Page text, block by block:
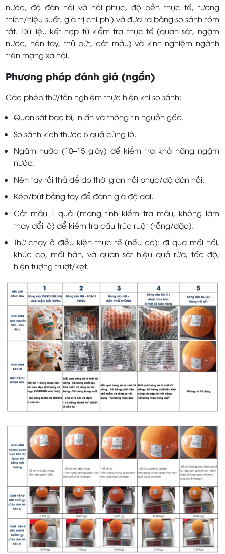
nước, độ đàn hồi và hồi phục, độ bền thực tế, tương
thích/hiệu suất, giá trị chi phí) và đưa ra bảng so sánh tóm
tắt. Dữ liệu kết hợp từ kiểm tra thực tế (quan sát, ngậm
nước, nén tay, thử bứt, cắt mẫu) và kinh nghiệm ngành
trên mạng xã hội.
Phương pháp đánh giá (ngắn)
Các phép thử/tồn nghiệm thực hiện khi so sánh:
Quan sát bao bì, in ấn và thông tin nguồn gốc.
So sánh kích thước 5 quả cùng lô.
Ngâm nước (10–15 giây) để kiểm tra khả năng ngậm
nước.
Nén tay rồi thả để đo thời gian hồi phục/độ đàn hồi.
Kéo/bứt bằng tay để đánh giá độ dai.
Cắt mẫu 1 quả (mang tính kiểm tra mẫu, không làm
thay đổi lô) để kiểm tra cấu trúc ruột (rỗng/đặc).
Thử chạy ở điều kiện thực tế (nếu có): đi qua mối nối,
khúc co, mối hàn, và quan sát hiệu quả rửa, tốc độ,
hiện tượng trượt/kẹt.